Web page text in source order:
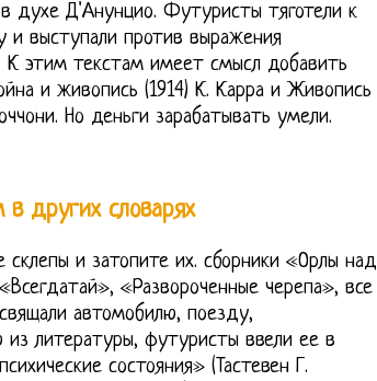
духе Д'Анунцио. Футуристы тяготели к
и выступали против выражения
К этим текстам имеет смысл добавить
и живопись (1914) К. Карра и Живопись
Но деньги зарабатывать умели.
других словарях
склепы и затопите их. сборники «Орлы над
«Развороченные черепа», все
автомобилю, поезду,
из литературы, футуристы ввели ее в
состояния» (Тастевен Г.